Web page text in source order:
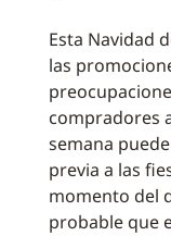
Esta Navidad
las
compradores
semana
previa a las
momento del
probable que